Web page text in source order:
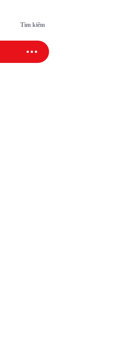
Tìm kiếm
SAO SPORT